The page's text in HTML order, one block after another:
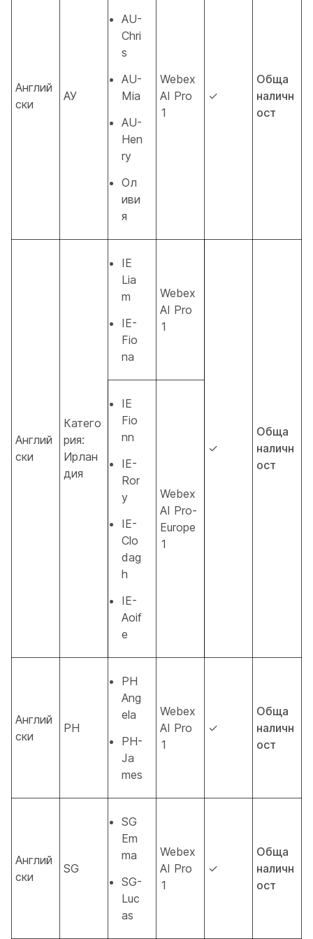
Англий
ски
АУ
AU-
Chri
s
AU-
Mia
AU-
Hen
ry
Ол
иви
я
Webex
AI Pro
1
✓
Обща
наличн
ост
Англий
ски
Катего
рия:
Ирлан
дия
IE
Lia
m
IE-
Fio
na
Webex
AI Pro
1
✓
Обща
наличн
ост
IE
Fio
nn
IE-
Ror
y
IE-
Clo
dag
h
IE-
Aoif
e
Webex
AI Pro-
Europe
1
Англий
ски
PH
PH
Ang
ela
PH-
Ja
mes
Webex
AI Pro
1
✓
Обща
наличн
ост
Англий
ски
SG
SG
Em
ma
SG-
Luc
as
Webex
AI Pro
1
✓
Обща
наличн
ост